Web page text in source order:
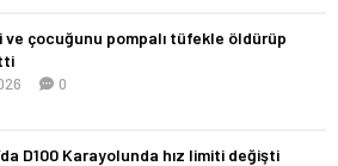
ve çocuğunu pompalı tüfekle öldürüp
0
D100 Karayolunda hız limiti değişti